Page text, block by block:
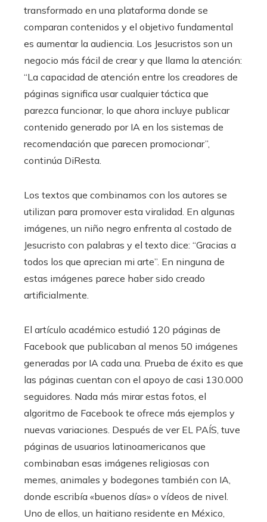
transformado en una plataforma donde se
comparan contenidos y el objetivo fundamental
es aumentar la audiencia. Los Jesucristos son un
negocio más fácil de crear y que llama la atención:
“La capacidad de atención entre los creadores de
páginas significa usar cualquier táctica que
parezca funcionar, lo que ahora incluye publicar
contenido generado por IA en los sistemas de
recomendación que parecen promocionar”,
continúa DiResta.
Los textos que combinamos con los autores se
utilizan para promover esta viralidad. En algunas
imágenes, un niño negro enfrenta al costado de
Jesucristo con palabras y el texto dice: “Gracias a
todos los que aprecian mi arte”. En ninguna de
estas imágenes parece haber sido creado
artificialmente.
El artículo académico estudió 120 páginas de
Facebook que publicaban al menos 50 imágenes
generadas por IA cada una. Prueba de éxito es que
las páginas cuentan con el apoyo de casi 130.000
seguidores. Nada más mirar estas fotos, el
algoritmo de Facebook te ofrece más ejemplos y
nuevas variaciones. Después de ver EL PAÍS, tuve
páginas de usuarios latinoamericanos que
combinaban esas imágenes religiosas con
memes, animales y bodegones también con IA,
donde escribía «buenos días» o vídeos de nivel.
Uno de ellos, un haitiano residente en México,